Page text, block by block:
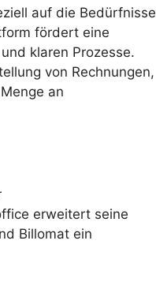
auf die Bedürfnisse
fördert eine
klaren Prozesse.
von Rechnungen,
an
erweitert seine
Billomat ein